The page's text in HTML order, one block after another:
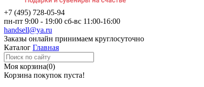
+7 (495) 728-05-94
пн-пт 9:00 - 19:00 сб-вс 11:00-16:00
handsell@ya.ru
Заказы онлайн принимаем круглосуточно
Каталог Главная
Моя корзина(0)
Корзина покупок пуста!